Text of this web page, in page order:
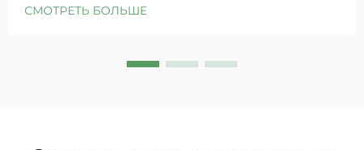
восстанавливает барьеры чувствительной кожи.
СМОТРЕТЬ БОЛЬШЕ